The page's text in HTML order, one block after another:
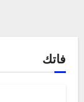
فاتك